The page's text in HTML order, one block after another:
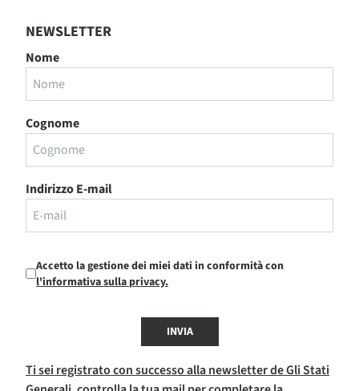
NEWSLETTER
Nome
Cognome
Indirizzo E-mail
Accetto la gestione dei miei dati in conformità con
l'informativa sulla privacy.
INVIA
Ti sei registrato con successo alla newsletter de Gli Stati